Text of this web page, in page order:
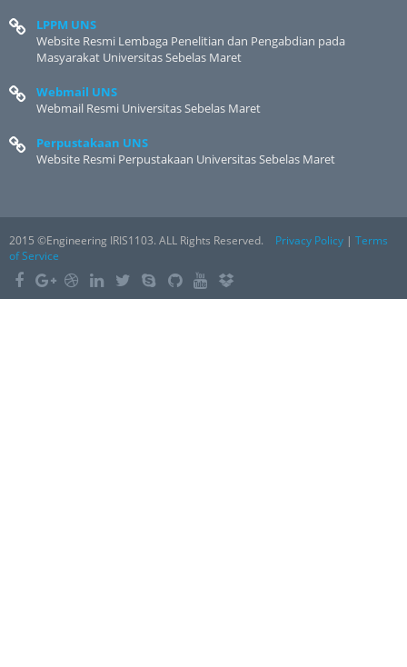
LPPM UNS
Website Resmi Lembaga Penelitian dan Pengabdian pada
Masyarakat Universitas Sebelas Maret
Webmail UNS
Webmail Resmi Universitas Sebelas Maret
Perpustakaan UNS
Website Resmi Perpustakaan Universitas Sebelas Maret
2015 ©Engineering IRIS1103. ALL Rights Reserved. Privacy Policy | Terms
of Service